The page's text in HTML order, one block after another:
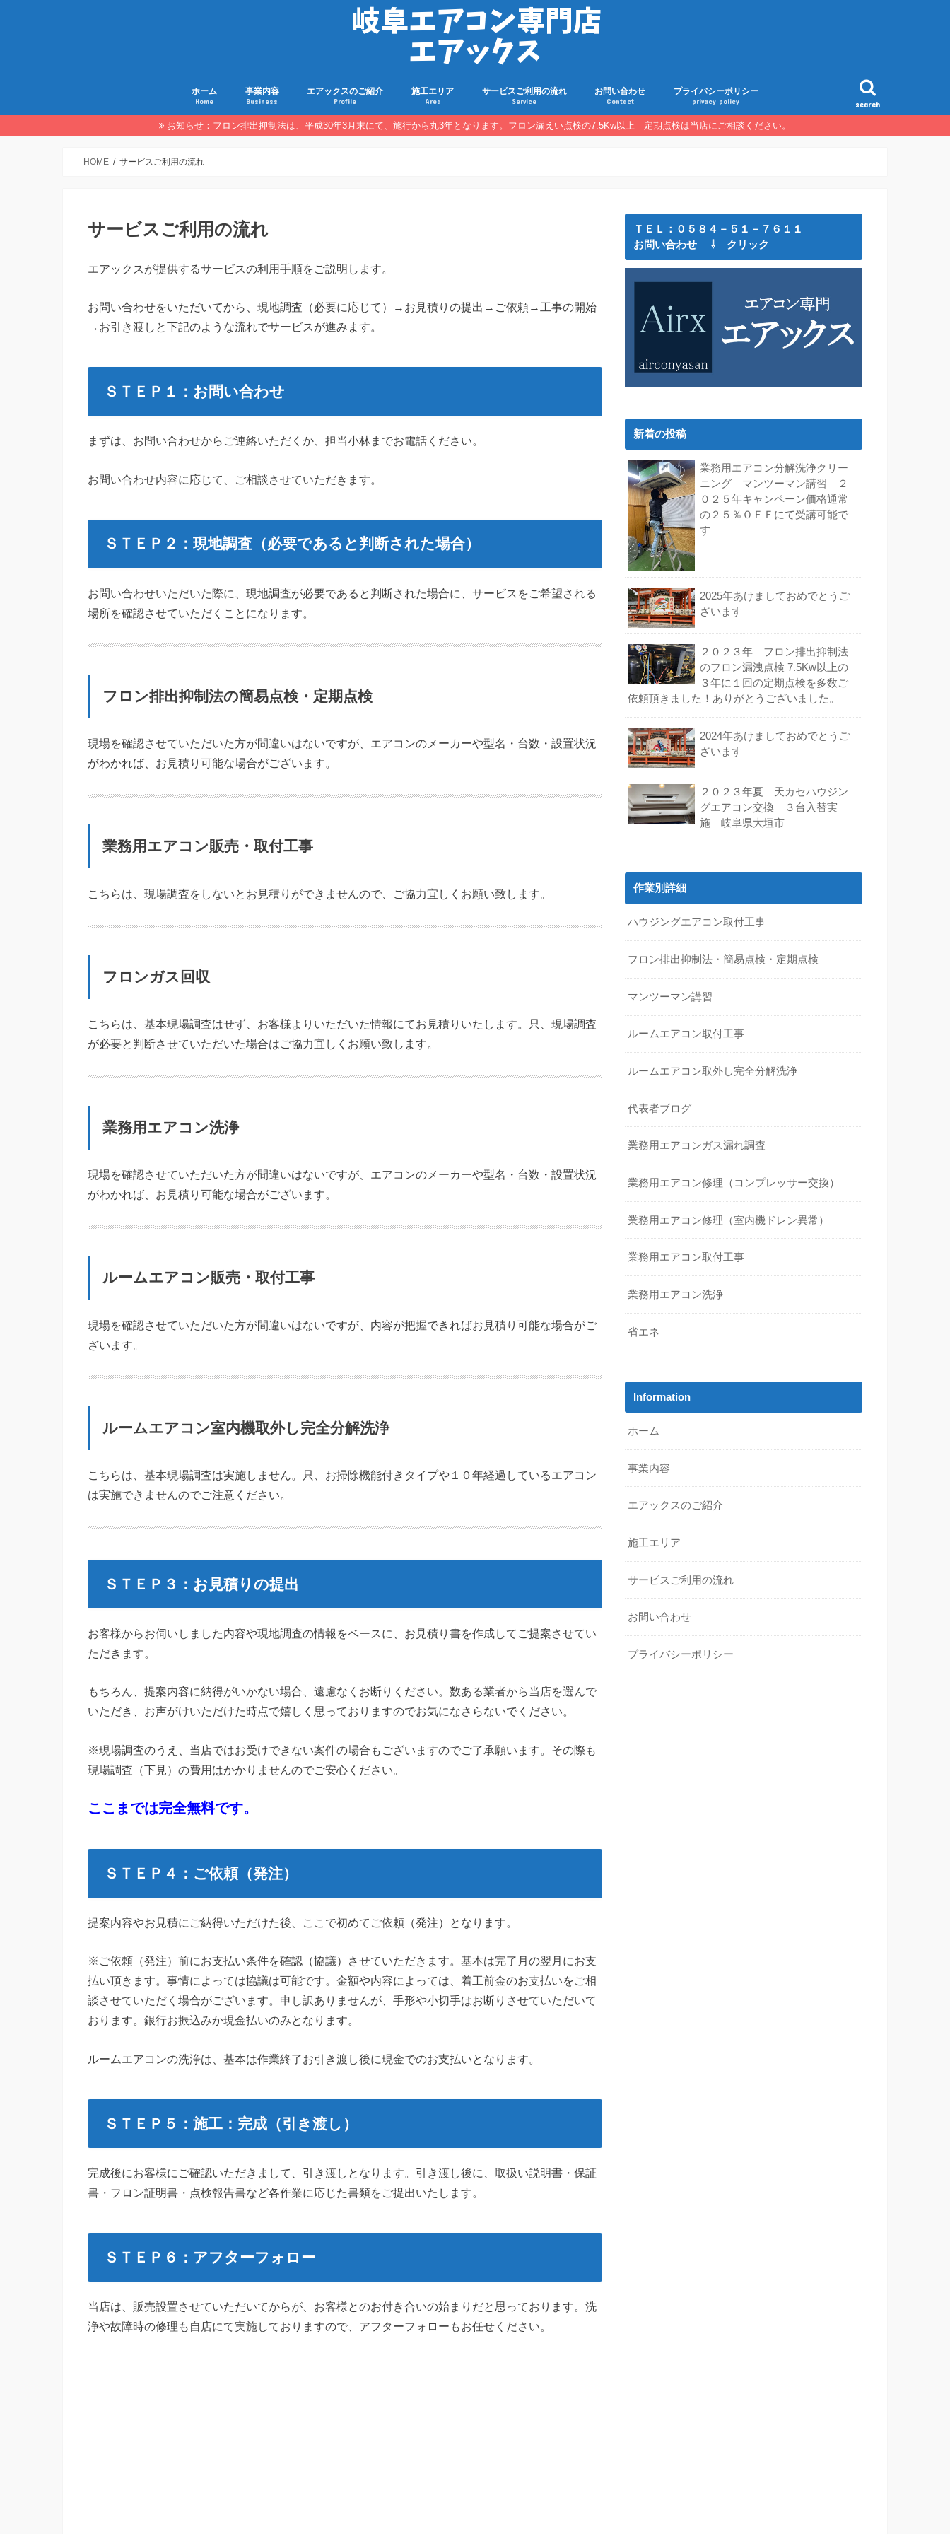
search
ホーム
Home
事業内容
Business
エアックスのご紹介
Profile
施工エリア
Area
サービスご利用の流れ
Service
お問い合わせ
Contact
プライバシーポリシー
privacy policy
お知らせ：フロン排出抑制法は、平成30年3月末にて、施行から丸3年となります。フロン漏えい点検の7.5Kw以上 定期点検は当店にご相談ください。
HOME サービスご利用の流れ
サービスご利用の流れ
エアックスが提供するサービスの利用手順をご説明します。
お問い合わせをいただいてから、現地調査（必要に応じて）→お見積りの提出→ご依頼→工事の開始
→お引き渡しと下記のような流れでサービスが進みます。
ＳＴＥＰ１：お問い合わせ
まずは、お問い合わせからご連絡いただくか、担当小林までお電話ください。
お問い合わせ内容に応じて、ご相談させていただきます。
ＳＴＥＰ２：現地調査（必要であると判断された場合）
お問い合わせいただいた際に、現地調査が必要であると判断された場合に、サービスをご希望される
場所を確認させていただくことになります。
フロン排出抑制法の簡易点検・定期点検
現場を確認させていただいた方が間違いはないですが、エアコンのメーカーや型名・台数・設置状況
がわかれば、お見積り可能な場合がございます。
業務用エアコン販売・取付工事
こちらは、現場調査をしないとお見積りができませんので、ご協力宜しくお願い致します。
フロンガス回収
こちらは、基本現場調査はせず、お客様よりいただいた情報にてお見積りいたします。只、現場調査
が必要と判断させていただいた場合はご協力宜しくお願い致します。
業務用エアコン洗浄
現場を確認させていただいた方が間違いはないですが、エアコンのメーカーや型名・台数・設置状況
がわかれば、お見積り可能な場合がございます。
ルームエアコン販売・取付工事
現場を確認させていただいた方が間違いはないですが、内容が把握できればお見積り可能な場合がご
ざいます。
ルームエアコン室内機取外し完全分解洗浄
こちらは、基本現場調査は実施しません。只、お掃除機能付きタイプや１０年経過しているエアコン
は実施できませんのでご注意ください。
ＳＴＥＰ３：お見積りの提出
お客様からお伺いしました内容や現地調査の情報をベースに、お見積り書を作成してご提案させてい
ただきます。
もちろん、提案内容に納得がいかない場合、遠慮なくお断りください。数ある業者から当店を選んで
いただき、お声がけいただけた時点で嬉しく思っておりますのでお気になさらないでください。
※現場調査のうえ、当店ではお受けできない案件の場合もございますのでご了承願います。その際も
現場調査（下見）の費用はかかりませんのでご安心ください。
ここまでは完全無料です。
ＳＴＥＰ４：ご依頼（発注）
提案内容やお見積にご納得いただけた後、ここで初めてご依頼（発注）となります。
※ご依頼（発注）前にお支払い条件を確認（協議）させていただきます。基本は完了月の翌月にお支
払い頂きます。事情によっては協議は可能です。金額や内容によっては、着工前金のお支払いをご相
談させていただく場合がございます。申し訳ありませんが、手形や小切手はお断りさせていただいて
おります。銀行お振込みか現金払いのみとなります。
ルームエアコンの洗浄は、基本は作業終了お引き渡し後に現金でのお支払いとなります。
ＳＴＥＰ５：施工：完成（引き渡し）
完成後にお客様にご確認いただきまして、引き渡しとなります。引き渡し後に、取扱い説明書・保証
書・フロン証明書・点検報告書など各作業に応じた書類をご提出いたします。
ＳＴＥＰ６：アフターフォロー
当店は、販売設置させていただいてからが、お客様とのお付き合いの始まりだと思っております。洗
浄や故障時の修理も自店にて実施しておりますので、アフターフォローもお任せください。
ＴＥＬ：０５８４－５１－７６１１
お問い合わせ ⇩ クリック
新着の投稿
業務用エアコン分解洗浄クリー
ニング マンツーマン講習 ２
０２５年キャンペーン価格通常
の２５％ＯＦＦにて受講可能で
す
2025年あけましておめでとうご
ざいます
２０２３年 フロン排出抑制法
のフロン漏洩点検 7.5Kw以上の
３年に１回の定期点検を多数ご
依頼頂きました！ありがとうございました。
2024年あけましておめでとうご
ざいます
２０２３年夏 天カセハウジン
グエアコン交換 ３台入替実
施 岐阜県大垣市
作業別詳細
ハウジングエアコン取付工事
フロン排出抑制法・簡易点検・定期点検
マンツーマン講習
ルームエアコン取付工事
ルームエアコン取外し完全分解洗浄
代表者ブログ
業務用エアコンガス漏れ調査
業務用エアコン修理（コンプレッサー交換）
業務用エアコン修理（室内機ドレン異常）
業務用エアコン取付工事
業務用エアコン洗浄
省エネ
Information
ホーム
事業内容
エアックスのご紹介
施工エリア
サービスご利用の流れ
お問い合わせ
プライバシーポリシー